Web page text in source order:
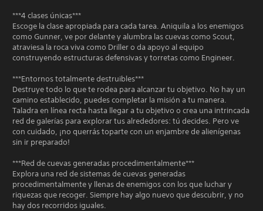
***4 clases únicas***
Escoge la clase apropiada para cada tarea. Aniquila a los enemigos
como Gunner, ve por delante y alumbra las cuevas como Scout,
atraviesa la roca viva como Driller o da apoyo al equipo
construyendo estructuras defensivas y torretas como Engineer.
***Entornos totalmente destruibles***
Destruye todo lo que te rodea para alcanzar tu objetivo. No hay un
camino establecido, puedes completar la misión a tu manera.
Taladra en línea recta hasta llegar a tu objetivo o crea una intrincada
red de galerías para explorar tus alrededores: tú decides. Pero ve
con cuidado, ¡no querrás toparte con un enjambre de alienígenas
sin ir preparado!
***Red de cuevas generadas procedimentalmente***
Explora una red de sistemas de cuevas generadas
procedimentalmente y llenas de enemigos con los que luchar y
riquezas que recoger. Siempre hay algo nuevo que descubrir, y no
hay dos recorridos iguales.